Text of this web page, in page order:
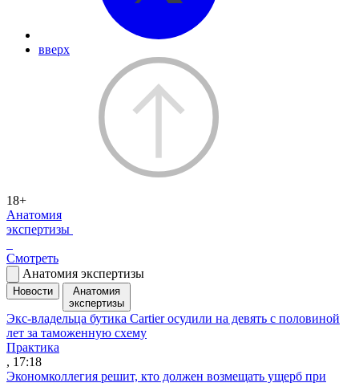
вверх
18+
Анатомия
экспертизы
Смотреть
Анатомия экспертизы
Новости
Анатомия
экспертизы
Экс-владельца бутика Cartier осудили на девять с половиной
лет за таможенную схему
Практика
, 17:18
Экономколлегия решит, кто должен возмещать ущерб при